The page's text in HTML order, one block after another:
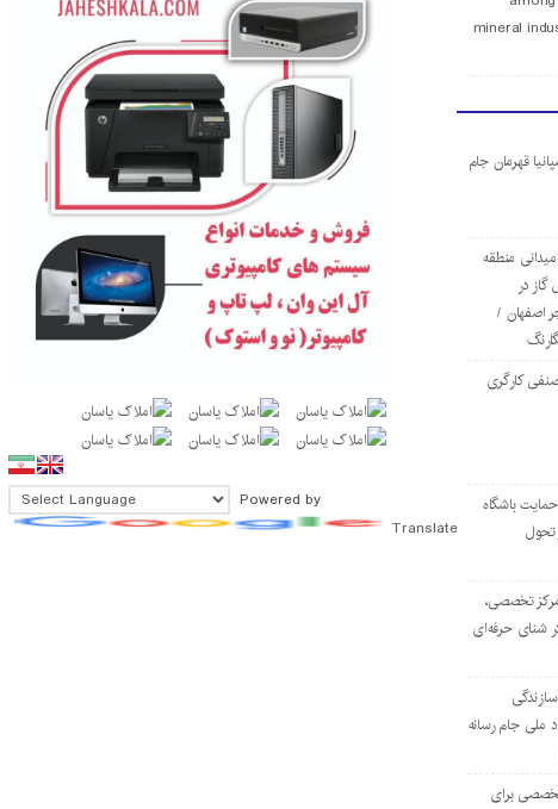
mineral
قهرمان جام
منطقه
گاز در
اصفهان /
کارگری
باشگاه
تحول
با ۱۰۳ مرکز تخصصی،
شنای حرفه‌ای
ملی جام رسانه
برای
Powered by
Translate